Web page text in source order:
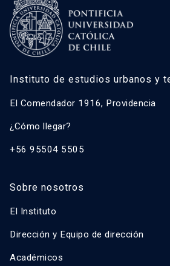
Instituto de estudios urbanos y
El Comendador 1916, Providencia
¿Cómo llegar?
+56 95504 5505
Sobre nosotros
El Instituto
Dirección y Equipo de dirección
Académicos